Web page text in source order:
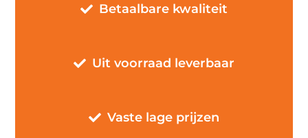
Betaalbare kwaliteit
Uit voorraad leverbaar
Vaste lage prijzen